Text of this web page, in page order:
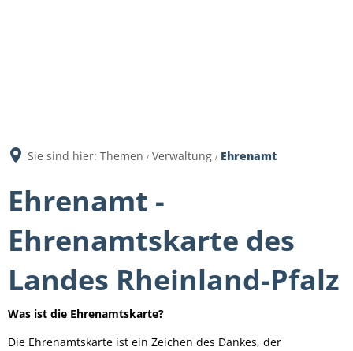
Sie sind hier: Themen Verwaltung Ehrenamt
Ehrenamt -
Ehrenamtskarte des
Landes Rheinland-Pfalz
Was ist die Ehrenamtskarte?
Die Ehrenamtskarte ist ein Zeichen des Dankes, der